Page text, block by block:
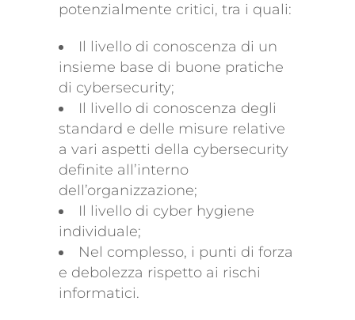
potenzialmente critici, tra i quali:
Il livello di conoscenza di un
insieme base di buone pratiche
di cybersecurity;
Il livello di conoscenza degli
standard e delle misure relative
a vari aspetti della cybersecurity
definite all’interno
dell’organizzazione;
Il livello di cyber hygiene
individuale;
Nel complesso, i punti di forza
e debolezza rispetto ai rischi
informatici.